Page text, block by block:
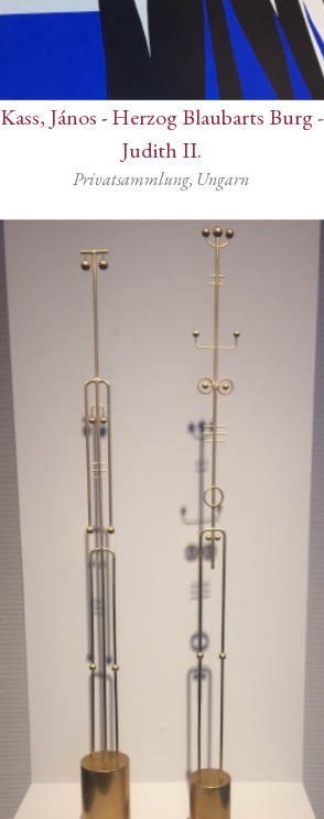
Kass, János-Herzog Blaubarts Burg -
Judith II.
Privatsammlung, Ungarn